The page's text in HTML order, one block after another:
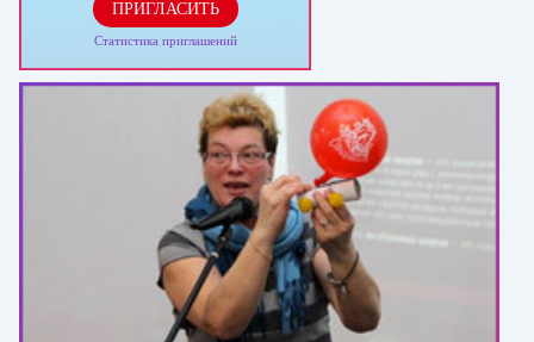
ПРИГЛАСИТЬ
Статистика приглашений